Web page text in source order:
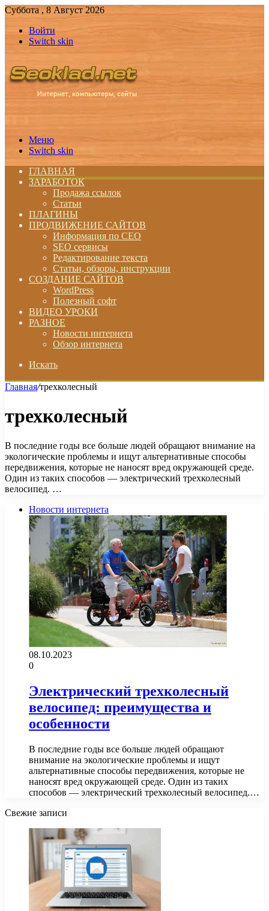
Суббота , 8 Август 2026
Войти
Switch skin
Меню
Switch skin
ГЛАВНАЯ
ЗАРАБОТОК
Продажа ссылок
Статьи
ПЛАГИНЫ
ПРОДВИЖЕНИЕ САЙТОВ
Информация по СЕО
SEO сервисы
Редактирование текста
Статьи, обзоры, инструкции
СОЗДАНИЕ САЙТОВ
WordPress
Полезный софт
ВИДЕО УРОКИ
РАЗНОЕ
Новости интернета
Обзор интернета
Искать
Главная/трехколесный
трехколесный
В последние годы все больше людей обращают внимание на
экологические проблемы и ищут альтернативные способы
передвижения, которые не наносят вред окружающей среде.
Один из таких способов — электрический трехколесный
велосипед. …
Новости интернета
08.10.2023
0
Электрический трехколесный
велосипед: преимущества и
особенности
В последние годы все больше людей обращают
внимание на экологические проблемы и ищут
альтернативные способы передвижения, которые не
наносят вред окружающей среде. Один из таких
способов — электрический трехколесный велосипед.…
Свежие записи